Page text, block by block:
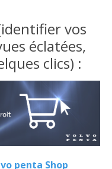
vos
éclatées,
clics) :
penta Shop